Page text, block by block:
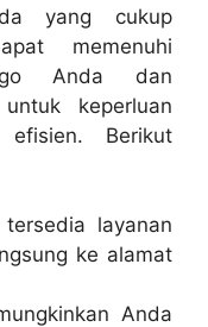
yang cukup
memenuhi
Anda dan
keperluan
Berikut
layanan
ke alamat
Anda